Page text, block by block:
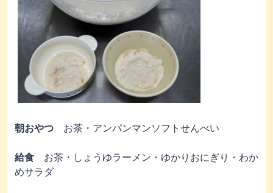
朝おやつ お茶・アンパンマンソフトせんべい
給食 お茶・しょうゆラーメン・ゆかりおにぎり・わか
めサラダ